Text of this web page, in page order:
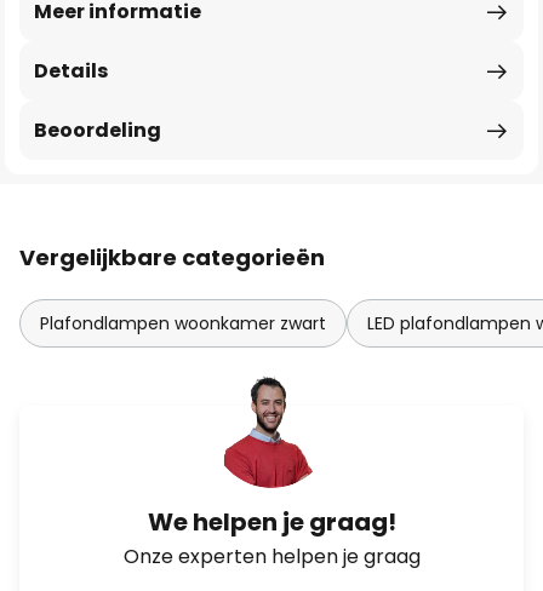
Details
Meer informatie
Beoordeling
Vergelijkbare categorieën
Plafondlampen woonkamer zwart LED plafondlampen
We helpen je graag!
Onze experten helpen je graag